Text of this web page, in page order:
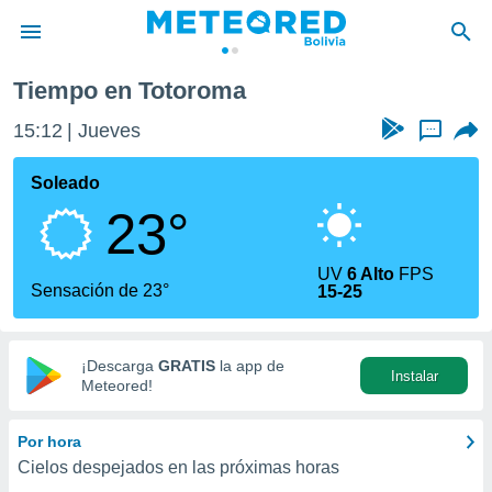
de
ha
calidad.
a este
las
y
digital
basada
Tiempo en Totoroma
15:12 Jueves ...
Soleado
23°
Sensación de 23°
UV6 Alto FPS
15-25
¡Descarga GRATIS la app de
Meteored!
Instalar
Por hora
Cielos despejados en las próximas horas